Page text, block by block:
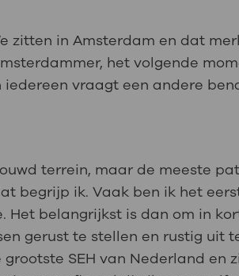
zitten in Amsterdam en dat
het volgende
vraagt een andere
terrein, maar de meeste
begrijp ik. Vaak ben ik het
Het belangrijkst is dan om in
gerust te stellen en rustig uit
SEH van Nederland en